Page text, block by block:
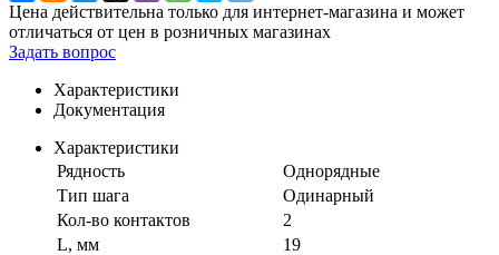
Цена действительна только для интернет-магазина и может
отличаться от цен в розничных магазинах
Задать вопрос
Характеристики
Документация
Характеристики
Рядность
Однорядные
Тип шага
Одинарный
Кол-во контактов
2
L, мм
19